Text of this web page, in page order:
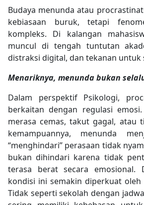
Budaya menunda atau
kebiasaan buruk, tetapi
kompleks. Di kalangan
muncul di tengah tuntutan
distraksi digital, dan tekanan
Menariknya, menunda bukan
Dalam perspektif Psikologi,
berkaitan dengan regulasi
merasa cemas, takut gagal, atau
kemampuannya, menunda
“menghindari” perasaan tidak
bukan dihindari karena tidak
terasa berat secara emosional.
kondisi ini semakin diperkuat
Tidak seperti sekolah dengan